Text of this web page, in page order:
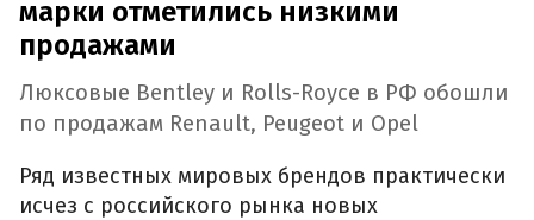
марки отметились низкими
продажами
Люксовые Bentley и Rolls-Royce в РФ обошли
по продажам Renault, Peugeot и Opel
Ряд известных мировых брендов практически
исчез с российского рынка новых